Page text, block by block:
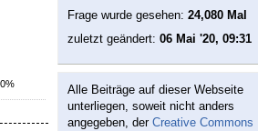
0%
Frage wurde gesehen: 24,080 Mal
zuletzt geändert: 06 Mai '20, 09:31
Alle Beiträge auf dieser Webseite
unterliegen, soweit nicht anders
angegeben, der Creative Commons